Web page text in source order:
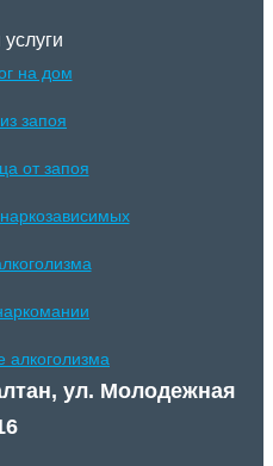
на дом
запоя
от запоя
алкоголизма
ул. Молодежная